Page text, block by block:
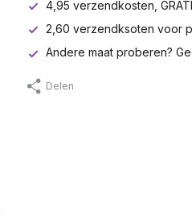
4,95 verzendkosten,
2,60 verzendksoten voor
Andere maat proberen?
Delen